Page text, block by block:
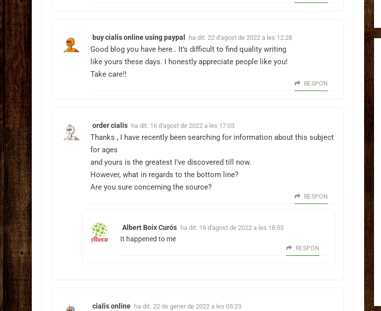
buy cialis online using paypal ha dit: 22 d'agost de 2022 a les 12:28
Good blog you have here.. It’s difficult to find quality writing
like yours these days. I honestly appreciate people like you!
Take care!!
RESPON
order cialis ha dit: 16 d'agost de 2022 a les 17:03
Thanks , I have recently been searching for information about this subject
for ages
and yours is the greatest I’ve discovered till now.
However, what in regards to the bottom line?
Are you sure concerning the source?
RESPON
Albert Boix Curós ha dit: 16 d'agost de 2022 a les 18:55
It happened to me
RESPON
cialis online ha dit: 22 de gener de 2022 a les 05:23